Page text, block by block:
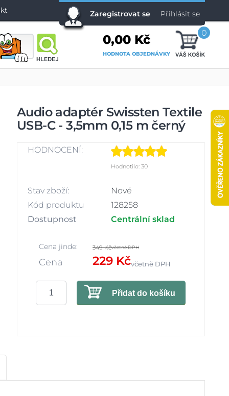
Zaregistrovat se Přihlásit se
0,00 Kč
HODNOTA OBJEDNÁVKY
0
Audio adaptér Swissten Textile
USB-C - 3,5mm 0,15 m černý
HODNOCENÍ:
Hodnotilo: 30
Stav zboží:
Nové
Kód produktu
128258
Dostupnost
Centrální sklad
Cena jinde: 349 Kčvčetně DPH
Cena 229 Kčvčetně DPH
Přidat do košíku